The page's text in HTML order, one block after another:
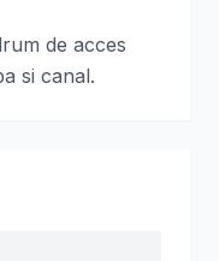
de acces
si canal.